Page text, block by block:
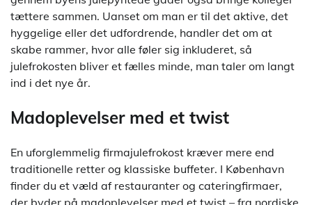
tættere sammen. Uanset om man er til det aktive, det
hyggelige eller det udfordrende, handler det om at
skabe rammer, hvor alle føler sig inkluderet, så
julefrokosten bliver et fælles minde, man taler om langt
ind i det nye år.
Madoplevelser med et twist
En uforglemmelig firmajulefrokost kræver mere end
traditionelle retter og klassiske buffeter. I København
finder du et væld af restauranter og cateringfirmaer,